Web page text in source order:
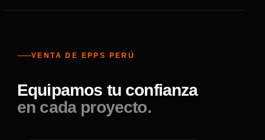
VENTA DE EPPS PERÚ
Equipamos tu confianza
en cada proyecto.